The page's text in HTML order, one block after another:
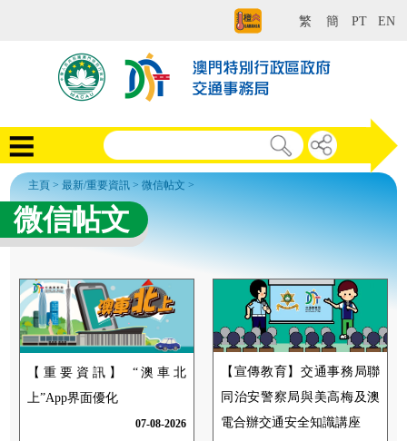
繁 簡 PT EN
主頁 >最新/重要資訊 >微信帖文 >
微信帖文
【重要資訊】 “澳車北
上”App界面優化
07-08-2026
【宣傳教育】交通事務局聯
同治安警察局與美高梅及澳
電合辦交通安全知識講座